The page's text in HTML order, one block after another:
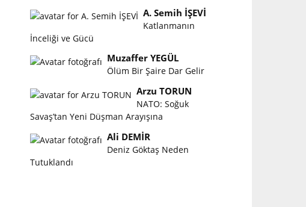
A. Semih İŞEVİ
Katlanmanın
İnceliği ve Gücü
Muzaffer YEGÜL
Ölüm Bir Şaire Dar Gelir
Arzu TORUN
NATO: Soğuk
Savaş’tan Yeni Düşman Arayışına
Ali DEMİR
Deniz Göktaş Neden
Tutuklandı